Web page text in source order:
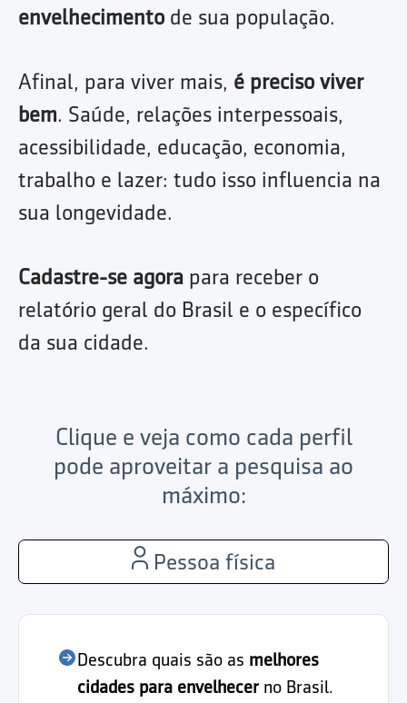
envelhecimento de sua população.
Afinal, para viver mais, é preciso viver
bem. Saúde, relações interpessoais,
acessibilidade, educação, economia,
trabalho e lazer: tudo isso influencia na
sua longevidade.
Cadastre-se agora para receber o
relatório geral do Brasil e o específico
da sua cidade.
Clique e veja como cada perfil
pode aproveitar a pesquisa ao
máximo:
Pessoa física
Descubra quais são as melhores
cidades para envelhecerno Brasil.